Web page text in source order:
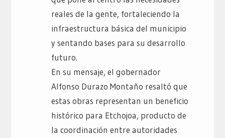
reales de la gente, fortaleciendo la
infraestructura básica del municipio
y sentando bases para su desarrollo
futuro.
En su mensaje, el gobernador
Alfonso Durazo Montaño resaltó que
estas obras representan un beneficio
histórico para Etchojoa, producto de
la coordinación entre autoridades